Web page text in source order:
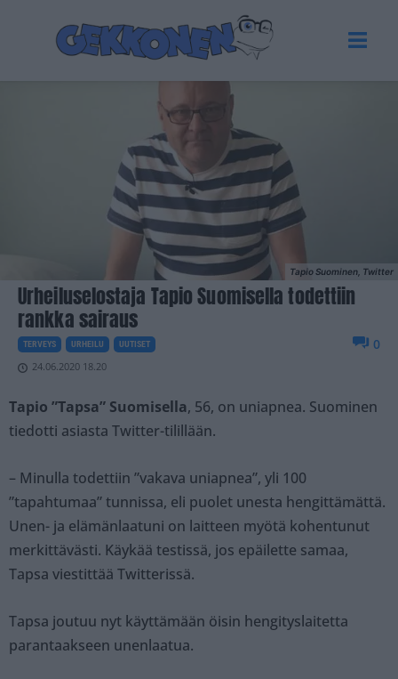
Tapio Suominen, Twitter
Urheiluselostaja Tapio Suomisella todettiin
rankka sairaus
TERVEYS URHEILU UUTISET
24.06.2020 18.20
0
Tapio ”Tapsa” Suomisella, 56, on uniapnea. Suominen
tiedotti asiasta Twitter-tilillään.
– Minulla todettiin ”vakava uniapnea”, yli 100
”tapahtumaa” tunnissa, eli puolet unesta hengittämättä.
Unen- ja elämänlaatuni on laitteen myötä kohentunut
merkittävästi. Käykää testissä, jos epäilette samaa,
Tapsa viestittää Twitterissä.
Tapsa joutuu nyt käyttämään öisin hengityslaitetta
parantaakseen unenlaatua.